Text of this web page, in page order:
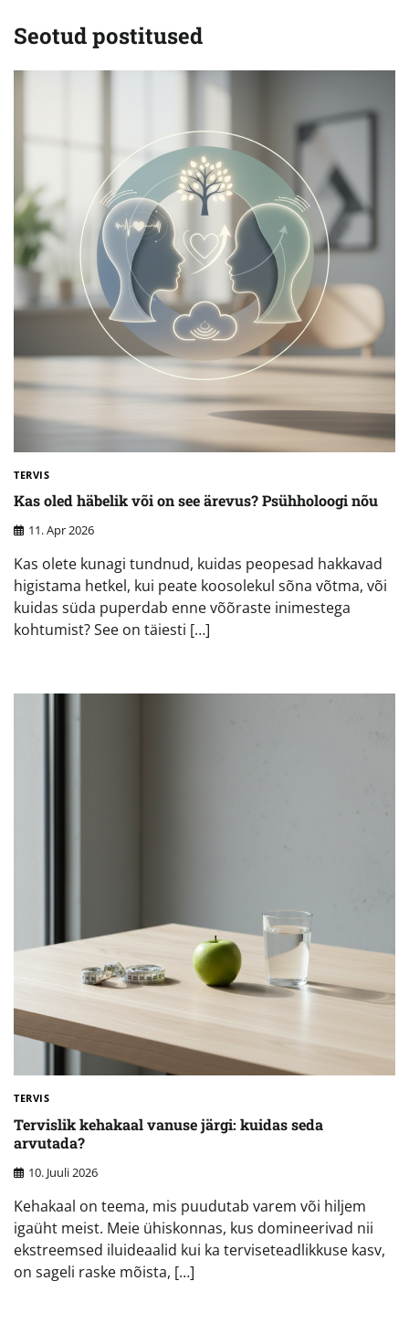
Seotud postitused
TERVIS
Kas oled häbelik või on see ärevus? Psühholoogi nõu
11. Apr 2026
Kas olete kunagi tundnud, kuidas peopesad hakkavad
higistama hetkel, kui peate koosolekul sõna võtma, või
kuidas süda puperdab enne võõraste inimestega
kohtumist? See on täiesti […]
TERVIS
Tervislik kehakaal vanuse järgi: kuidas seda
arvutada?
10. Juuli 2026
Kehakaal on teema, mis puudutab varem või hiljem
igaüht meist. Meie ühiskonnas, kus domineerivad nii
ekstreemsed iluideaalid kui ka terviseteadlikkuse kasv,
on sageli raske mõista, […]